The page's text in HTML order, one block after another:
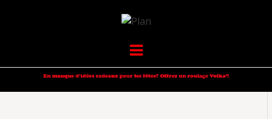
VOLKANIK-
ENDURANCE
Menu